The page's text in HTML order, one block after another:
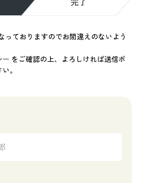
っておりますのでお間違えのないよう
ー をご確認の上、よろしければ送信ボ
。